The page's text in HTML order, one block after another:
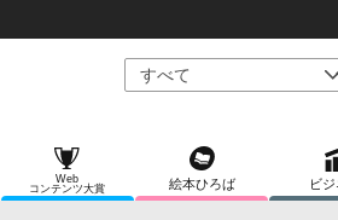
Web
コンテンツ大賞
絵本ひろば ビ